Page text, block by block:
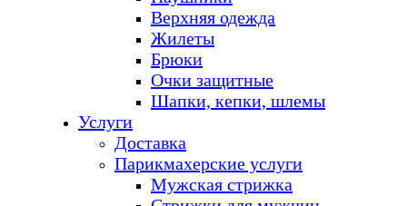
Верхняя одежда
Жилеты
Брюки
Очки защитные
Шапки, кепки, шлемы
Услуги
Доставка
Парикмахерские услуги
Мужская стрижка